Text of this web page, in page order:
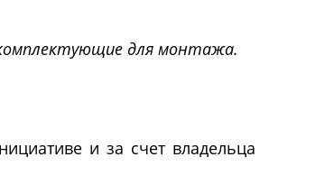
для монтажа.
и за счет владельца